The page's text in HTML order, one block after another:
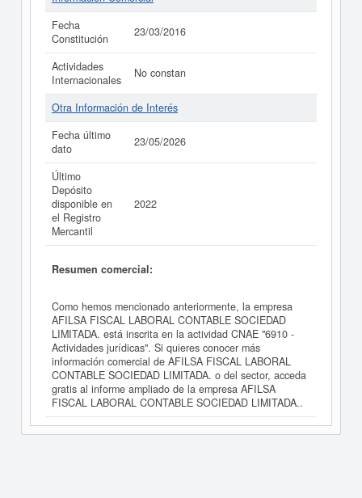
Fecha
Constitución
23/03/2016
Actividades
Internacionales
No constan
Otra Información de Interés
Fecha último
dato
23/05/2026
Último
Depósito
disponible en
el Registro
Mercantil
2022
Resumen comercial:
Como hemos mencionado anteriormente, la empresa
AFILSA FISCAL LABORAL CONTABLE SOCIEDAD
LIMITADA. está inscrita en la actividad CNAE "6910 -
Actividades jurídicas". Si quieres conocer más
información comercial de AFILSA FISCAL LABORAL
CONTABLE SOCIEDAD LIMITADA. o del sector, acceda
gratis al informe ampliado de la empresa AFILSA
FISCAL LABORAL CONTABLE SOCIEDAD LIMITADA..